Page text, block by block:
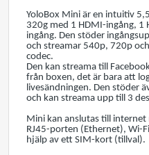
YoloBox Mini är en intuitiv
320g med 1 HDMI-ingång, 1
ingång. Den stöder
och streamar 540p, 720p
codec.
Den kan streama till
från boxen, det är bara att
livesändningen. Den stöder
och kan streama upp till 3
Mini kan anslutas till
RJ45-porten (Ethernet), Wi-
hjälp av ett SIM-kort (tillval).